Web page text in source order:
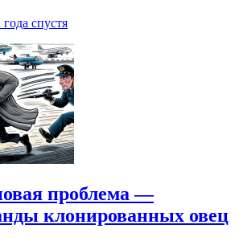
года спустя
проблема —
клонированных овец